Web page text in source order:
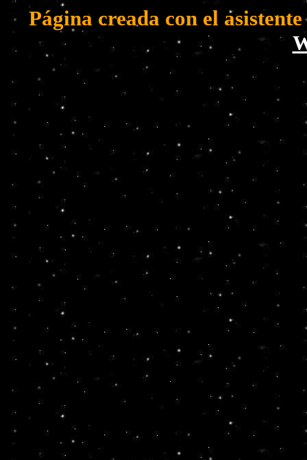
Página creada con el